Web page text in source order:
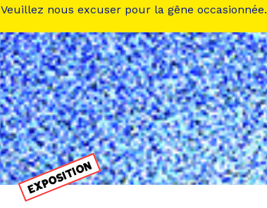
EXPOSITION
Veuillez nous excuser pour la gêne occasionnée.